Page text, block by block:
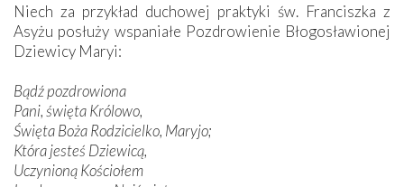
Niech za przykład duchowej praktyki św. Franciszka z
Asyżu posłuży wspaniałe Pozdrowienie Błogosławionej
Dziewicy Maryi:
Bądź pozdrowiona
Pani, święta Królowo,
Święta Boża Rodzicielko, Maryjo;
Która jesteś Dziewicą,
Uczynioną Kościołem